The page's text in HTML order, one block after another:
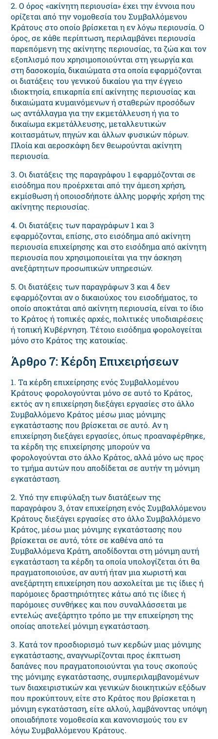
2. Ο όρος «ακίνητη περιουσία» έχει την έννοια που
ορίζεται από την νομοθεσία του Συμβαλλόμενου
Κράτους στο οποίο βρίσκεται η εν λόγω περιουσία. Ο
όρος, σε κάθε περίπτωση, περιλαμβάνει περιουσία
παρεπόμενη της ακίνητης περιουσίας, τα ζώα και τον
εξοπλισμό που χρησιμοποιούνται στη γεωργία και
στη δασοκομία, δικαιώματα στα οποία εφαρμόζονται
οι διατάξεις του γενικού δικαίου για την έγγειο
ιδιοκτησία, επικαρπία επί ακίνητης περιουσίας και
δικαιώματα κυμαινόμενων ή σταθερών προσόδων
ως αντάλλαγμα για την εκμετάλλευση ή για το
δικαίωμα εκμετάλλευσης, μεταλλευτικών
κοιτασμάτων, πηγών και άλλων φυσικών πόρων.
Πλοία και αεροσκάφη δεν θεωρούνται ακίνητη
περιουσία.
3. Οι διατάξεις της παραγράφου 1 εφαρμόζονται σε
εισόδημα που προέρχεται από την άμεση χρήση,
εκμίσθωση ή οποιοσδήποτε άλλης μορφής χρήση της
ακίνητης περιουσίας.
4. Οι διατάξεις των παραγράφων 1 και 3
εφαρμόζονται, επίσης, στο εισόδημα από ακίνητη
περιουσία επιχείρησης και στο εισόδημα από ακίνητη
περιουσία που χρησιμοποιείται για την άσκηση
ανεξάρτητων προσωπικών υπηρεσιών.
5. Οι διατάξεις των παραγράφων 3 και 4 δεν
εφαρμόζονται αν ο δικαιούχος του εισοδήματος, το
οποίο αποκτάται από ακίνητη περιουσία, είναι το ίδιο
το Κράτος ή τοπικές αρχές, πολιτικές υποδιαιρέσεις
ή τοπική Κυβέρνηση. Τέτοιο εισόδημα φορολογείται
μόνο στο Κράτος της κατοικίας.
Άρθρο 7: Κέρδη Επιχειρήσεων
1. Τα κέρδη επιχείρησης ενός Συμβαλλομένου
Κράτους φορολογούνται μόνο σε αυτό το Κράτος,
εκτός αν η επιχείρηση διεξάγει εργασίες στο άλλο
Συμβαλλόμενο Κράτος μέσω μιας μόνιμης
εγκατάστασης που βρίσκεται σε αυτό. Αν η
επιχείρηση διεξάγει εργασίες, όπως προαναφέρθηκε,
τα κέρδη της επιχείρησης μπορούν να
φορολογούνται στο άλλο Κράτος, αλλά μόνο ως προς
το τμήμα αυτών που αποδίδεται σε αυτήν τη μόνιμη
εγκατάσταση.
2. Υπό την επιφύλαξη των διατάξεων της
παραγράφου 3, όταν επιχείρηση ενός Συμβαλλόμενου
Κράτους διεξάγει εργασίες στο άλλο Συμβαλλόμενο
Κράτος, μέσω μιας μόνιμης εγκατάστασης που
βρίσκεται σε αυτό, τότε σε καθένα από τα
Συμβαλλόμενα Κράτη, αποδίδονται στη μόνιμη αυτή
εγκατάσταση τα κέρδη τα οποία υπολογίζεται ότι θα
πραγματοποιούσε, αν αυτή ήταν μια χωριστή και
ανεξάρτητη επιχείρηση που ασχολείται με τις ίδιες ή
παρόμοιες δραστηριότητες κάτω από τις ίδιες ή
παρόμοιες συνθήκες και που συναλλάσσεται με
εντελώς ανεξάρτητο τρόπο με την επιχείρηση της
οποίας αποτελεί μόνιμη εγκατάσταση.
3. Κατά τον προσδιορισμό των κερδών μιας μόνιμης
εγκατάστασης, αναγνωρίζονται προς έκπτωση
δαπάνες που πραγματοποιούνται για τους σκοπούς
της μόνιμης εγκατάστασης, συμπεριλαμβανομένων
των διαχειριστικών και γενικών διοικητικών εξόδων
που προκύπτουν, είτε στο Κράτος που βρίσκεται η
μόνιμη εγκατάσταση, είτε αλλού, λαμβάνοντας υπόψη
οποιαδήποτε νομοθεσία και κανονισμούς του εν
λόγω Συμβαλλόμενου Κράτους.